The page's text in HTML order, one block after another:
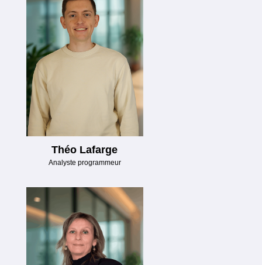
Théo Lafarge
Analyste programmeur